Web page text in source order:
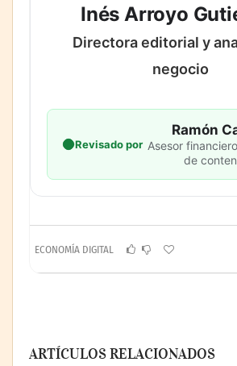
Inés Arroyo
Directora editorial y
negocio
Revisado por
Ramón
Asesor
de
ECONOMÍA DIGITAL
ARTÍCULOS RELACIONADOS